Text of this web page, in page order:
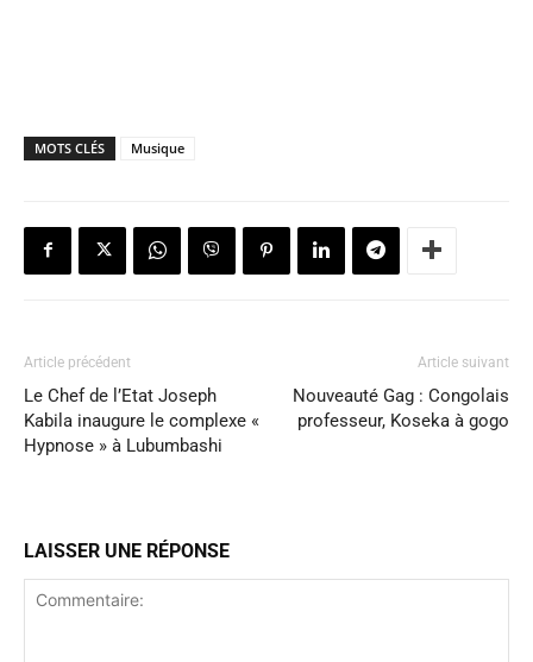
MOTS CLÉS Musique
Article précédent
Le Chef de l’Etat Joseph
Kabila inaugure le complexe «
Hypnose » à Lubumbashi
Article suivant
Nouveauté Gag : Congolais
professeur, Koseka à gogo
LAISSER UNE RÉPONSE